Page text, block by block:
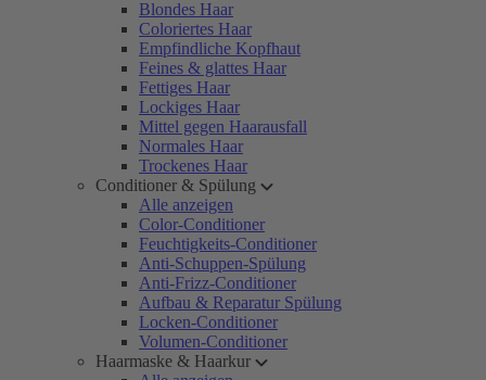
Blondes Haar
Coloriertes Haar
Empfindliche Kopfhaut
Feines & glattes Haar
Fettiges Haar
Lockiges Haar
Mittel gegen Haarausfall
Normales Haar
Trockenes Haar
Conditioner & Spülung
Alle anzeigen
Color-Conditioner
Feuchtigkeits-Conditioner
Anti-Schuppen-Spülung
Anti-Frizz-Conditioner
Aufbau & Reparatur Spülung
Locken-Conditioner
Volumen-Conditioner
Haarmaske & Haarkur